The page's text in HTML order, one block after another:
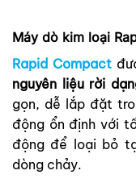
Máy dò kim loại
Rapid Compact
nguyên liệu rời
gọn, dễ lắp đặt
động ổn định với
động để loại bỏ
dòng chảy.